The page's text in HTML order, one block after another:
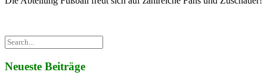
Neueste Beiträge